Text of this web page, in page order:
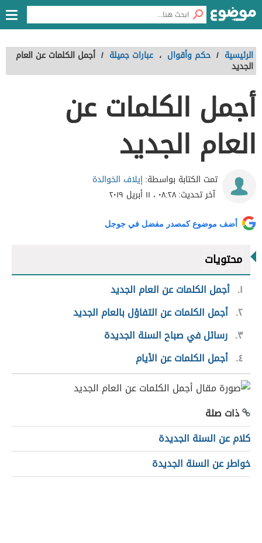
الرئيسية / حكم وأقوال ، عبارات جميلة / أجمل الكلمات عن العام
الجديد
أجمل الكلمات عن
العام الجديد
تمت الكتابة بواسطة:إيلاف الخوالدة
آخر تحديث:٠٨:٢٨ ، ١١ أبريل ٢٠١٩
أضف موضوع كمصدر مفضل في جوجل
محتويات
١ أجمل الكلمات عن العام الجديد
٢ أجمل الكلمات عن التفاؤل بالعام الجديد
٣ رسائل في صباح السنة الجديدة
٤ أجمل الكلمات عن الأيام
ذات صلة
كلام عن السنة الجديدة
خواطر عن السنة الجديدة